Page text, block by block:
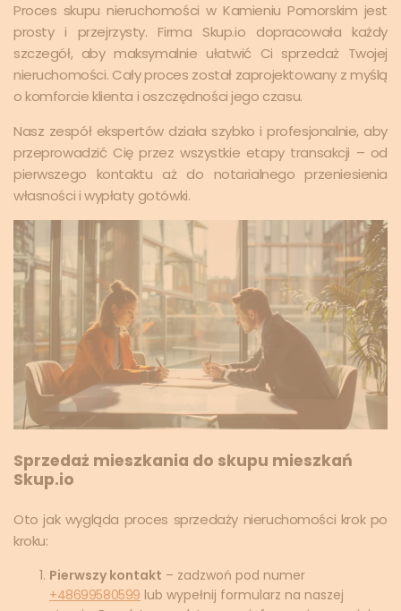
Proces skupu nieruchomości w Kamieniu Pomorskim jest
prosty i przejrzysty. Firma Skup.io dopracowała każdy
szczegół, aby maksymalnie ułatwić Ci sprzedaż Twojej
nieruchomości. Cały proces został zaprojektowany z myślą
o komforcie klienta i oszczędności jego czasu.
Nasz zespół ekspertów działa szybko i profesjonalnie, aby
przeprowadzić Cię przez wszystkie etapy transakcji – od
pierwszego kontaktu aż do notarialnego przeniesienia
własności i wypłaty gotówki.
Sprzedaż mieszkania do skupu mieszkań
Skup.io
Oto jak wygląda proces sprzedaży nieruchomości krok po
kroku:
Pierwszy kontakt – zadzwoń pod numer
+48699580599 lub wypełnij formularz na naszej